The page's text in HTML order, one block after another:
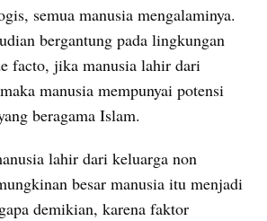
semua manusia mengalaminya.
bergantung pada lingkungan
facto, jika manusia lahir dari
manusia mempunyai potensi
beragama Islam.
lahir dari keluarga non
besar manusia itu menjadi
demikian, karena faktor